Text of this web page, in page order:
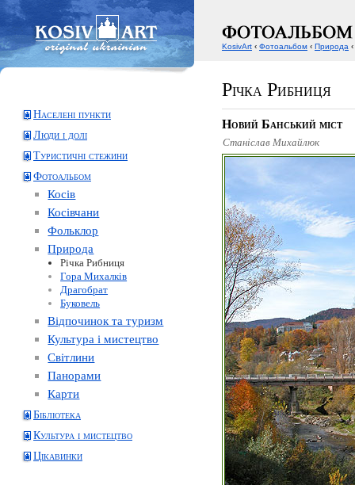
Річка Рибниця
Населені пункти
Люди і долі
Туристичні стежини
Фотоальбом
Косів
Косівчани
Фольклор
Природа
Річка Рибниця
Гора Михалків
Драгобрат
Буковель
Відпочинок та туризм
Культура і мистецтво
Світлини
Панорами
Карти
Бібліотека
Культура і мистецтво
Цікавинки
Новий Банський міст
Станіслав Михайлюк
KosivArt ‹ Фотоальбом ‹ Природа